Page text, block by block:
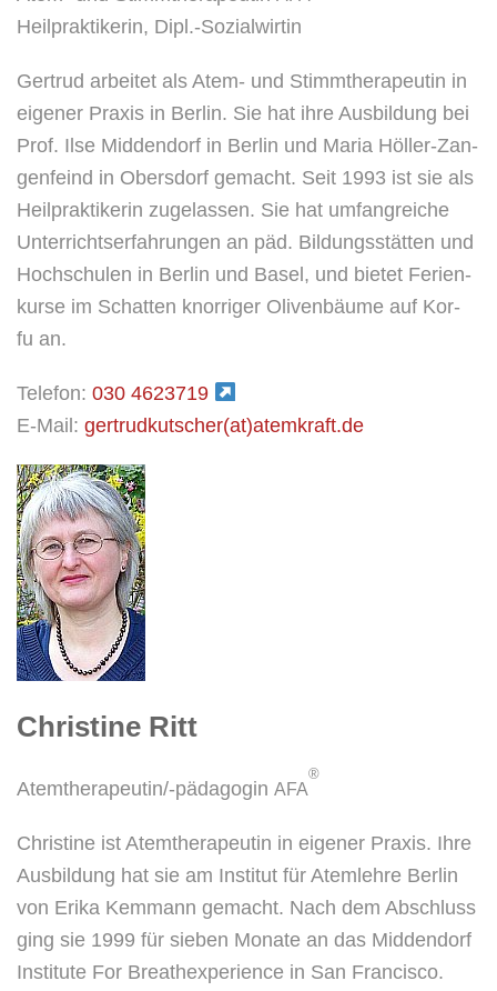
ONLINEANGEBOTE
ATEM-
ÜBUNGEN
FÜR
ZUHAUSE
Heil­prak­ti­ke­rin, Dipl.-Sozialwirtin
Ger­trud arbei­tet als Atem- und Stimm­the­ra­peu­tin in
eige­ner Pra­xis in Ber­lin. Sie hat ihre Aus­bil­dung bei
Prof. Ilse Mid­den­dorf in Ber­lin und Maria Höl­ler-Zan­
gen­feind in Obers­dorf gemacht. Seit 1993 ist sie als
Heil­prak­ti­ke­rin zuge­las­sen. Sie hat umfang­reiche
Unter­richts­er­fah­run­gen an päd. Bil­dungs­stät­ten und
Hoch­schu­len in Ber­lin und Basel, und bie­tet Feri­en­
kur­se im Schat­ten knor­ri­ger Oli­ven­bäu­me auf Kor­
fu an.
Tele­fon: 030 4623719
E‑Mail: gertrudkutscher(at)atemkraft.de
Christine Ritt
Atem­the­ra­peu­tin/-päd­ago­gin AFA
®
Chris­ti­ne ist Atem­the­ra­peu­tin in eige­ner Pra­xis. Ihre
Aus­bil­dung hat sie am Insti­tut für Atem­leh­re Ber­lin
von Eri­ka Kem­mann gemacht. Nach dem Abschluss
ging sie 1999 für sie­ben Mona­te an das Mid­den­dorf
Insti­tu­te For Brea­th­ex­pe­ri­ence in San Fran­cis­co.